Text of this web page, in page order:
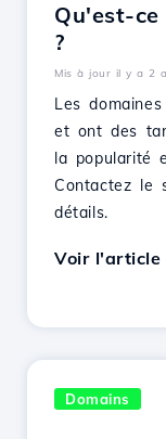
Qu'est-ce
?
Mis à jour il y a 2
Les
et ont des
la popularité
Contactez le
détails.
Voir l'article
Domains